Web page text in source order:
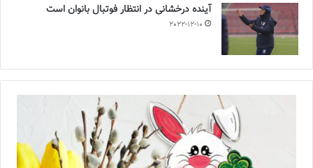
آینده درخشانی در انتظار فوتبال بانوان است
2022-12-10